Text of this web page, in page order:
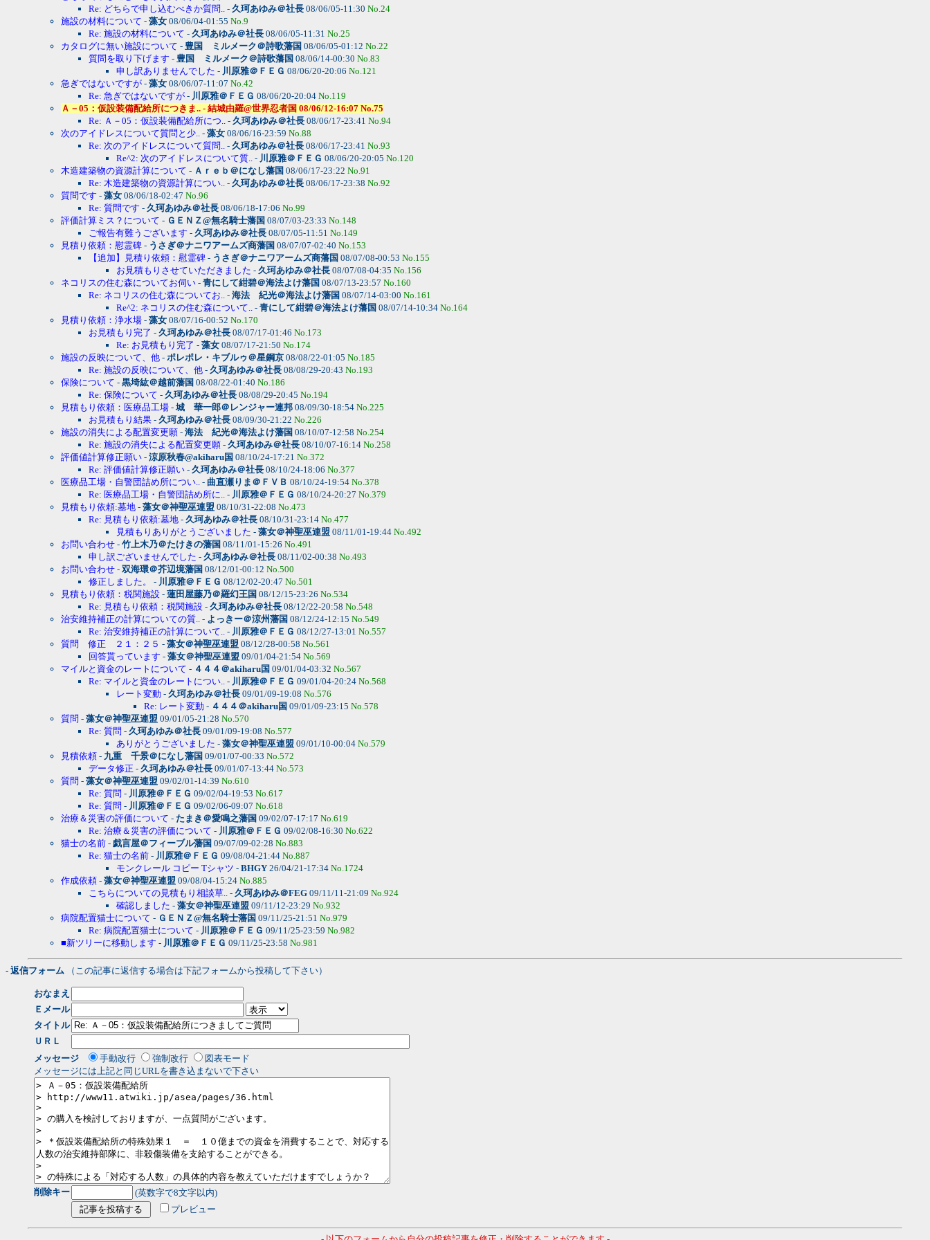
Re: どちらで申し込むべきか質問.. - 久珂あゆみ＠社長 08/06/05-11:30 No.24
施設の材料について - 藻女 08/06/04-01:55 No.9
Re: 施設の材料について - 久珂あゆみ＠社長 08/06/05-11:31 No.25
カタログに無い施設について - 豊国 ミルメーク＠詩歌藩国 08/06/05-01:12 No.22
質問を取り下げます - 豊国 ミルメーク＠詩歌藩国 08/06/14-00:30 No.83
申し訳ありませんでした - 川原雅＠ＦＥＧ 08/06/20-20:06 No.121
急ぎではないですが - 藻女 08/06/07-11:07 No.42
Re: 急ぎではないですが - 川原雅＠ＦＥＧ 08/06/20-20:04 No.119
Ａ－05：仮設装備配給所につきま.. - 結城由羅@世界忍者国 08/06/12-16:07 No.75
Re: Ａ－05：仮設装備配給所につ.. - 久珂あゆみ＠社長 08/06/17-23:41 No.94
次のアイドレスについて質問と少.. - 藻女 08/06/16-23:59 No.88
Re: 次のアイドレスについて質問.. - 久珂あゆみ＠社長 08/06/17-23:41 No.93
Re^2: 次のアイドレスについて質.. - 川原雅＠ＦＥＧ 08/06/20-20:05 No.120
木造建築物の資源計算について - Ａｒｅｂ＠になし藩国 08/06/17-23:22 No.91
Re: 木造建築物の資源計算につい.. - 久珂あゆみ＠社長 08/06/17-23:38 No.92
質問です - 藻女 08/06/18-02:47 No.96
Re: 質問です - 久珂あゆみ＠社長 08/06/18-17:06 No.99
評価計算ミス？について - ＧＥＮＺ@無名騎士藩国 08/07/03-23:33 No.148
ご報告有難うございます - 久珂あゆみ＠社長 08/07/05-11:51 No.149
見積り依頼：慰霊碑 - うさぎ＠ナニワアームズ商藩国 08/07/07-02:40 No.153
【追加】見積り依頼：慰霊碑 - うさぎ＠ナニワアームズ商藩国 08/07/08-00:53 No.155
お見積もりさせていただきました - 久珂あゆみ＠社長 08/07/08-04:35 No.156
ネコリスの住む森についてお伺い - 青にして紺碧＠海法よけ藩国 08/07/13-23:57 No.160
Re: ネコリスの住む森についてお.. - 海法 紀光＠海法よけ藩国 08/07/14-03:00 No.161
Re^2: ネコリスの住む森について.. - 青にして紺碧＠海法よけ藩国 08/07/14-10:34 No.164
見積り依頼：浄水場 - 藻女 08/07/16-00:52 No.170
お見積もり完了 - 久珂あゆみ＠社長 08/07/17-01:46 No.173
Re: お見積もり完了 - 藻女 08/07/17-21:50 No.174
施設の反映について、他 - ポレポレ・キブルゥ＠星鋼京 08/08/22-01:05 No.185
Re: 施設の反映について、他 - 久珂あゆみ＠社長 08/08/29-20:43 No.193
保険について - 黒埼紘＠越前藩国 08/08/22-01:40 No.186
Re: 保険について - 久珂あゆみ＠社長 08/08/29-20:45 No.194
見積もり依頼：医療品工場 - 城 華一郎＠レンジャー連邦 08/09/30-18:54 No.225
お見積もり結果 - 久珂あゆみ＠社長 08/09/30-21:22 No.226
施設の消失による配置変更願 - 海法 紀光＠海法よけ藩国 08/10/07-12:58 No.254
Re: 施設の消失による配置変更願 - 久珂あゆみ＠社長 08/10/07-16:14 No.258
評価値計算修正願い - 涼原秋春@akiharu国 08/10/24-17:21 No.372
Re: 評価値計算修正願い - 久珂あゆみ＠社長 08/10/24-18:06 No.377
医療品工場・自警団詰め所につい.. - 曲直瀬りま＠ＦＶＢ 08/10/24-19:54 No.378
Re: 医療品工場・自警団詰め所に.. - 川原雅＠ＦＥＧ 08/10/24-20:27 No.379
見積もり依頼:墓地 - 藻女＠神聖巫連盟 08/10/31-22:08 No.473
Re: 見積もり依頼:墓地 - 久珂あゆみ＠社長 08/10/31-23:14 No.477
見積もりありがとうございました - 藻女＠神聖巫連盟 08/11/01-19:44 No.492
お問い合わせ - 竹上木乃＠たけきの藩国 08/11/01-15:26 No.491
申し訳ございませんでした - 久珂あゆみ＠社長 08/11/02-00:38 No.493
お問い合わせ - 双海環＠芥辺境藩国 08/12/01-00:12 No.500
修正しました。
- 川原雅＠ＦＥＧ 08/12/02-20:47 No.501
見積もり依頼：税関施設 - 蓮田屋藤乃＠羅幻王国 08/12/15-23:26 No.534
Re: 見積もり依頼：税関施設 - 久珂あゆみ＠社長 08/12/22-20:58 No.548
治安維持補正の計算についての質.. - よっきー＠涼州藩国 08/12/24-12:15 No.549
Re: 治安維持補正の計算について.. - 川原雅＠ＦＥＧ 08/12/27-13:01 No.557
質問 修正 ２１：２５ - 藻女＠神聖巫連盟 08/12/28-00:58 No.561
回答貰っています - 藻女＠神聖巫連盟 09/01/04-21:54 No.569
マイルと資金のレートについて - ４４４＠akiharu国 09/01/04-03:32 No.567
Re: マイルと資金のレートについ.. - 川原雅＠ＦＥＧ 09/01/04-20:24 No.568
レート変動 - 久珂あゆみ＠社長 09/01/09-19:08 No.576
Re: レート変動 - ４４４＠akiharu国 09/01/09-23:15 No.578
質問 - 藻女＠神聖巫連盟 09/01/05-21:28 No.570
Re: 質問 - 久珂あゆみ＠社長 09/01/09-19:08 No.577
ありがとうございました - 藻女＠神聖巫連盟 09/01/10-00:04 No.579
見積依頼 - 九重 千景＠になし藩国 09/01/07-00:33 No.572
データ修正 - 久珂あゆみ＠社長 09/01/07-13:44 No.573
質問 - 藻女＠神聖巫連盟 09/02/01-14:39 No.610
Re: 質問 - 川原雅＠ＦＥＧ 09/02/04-19:53 No.617
Re: 質問 - 川原雅＠ＦＥＧ 09/02/06-09:07 No.618
治療＆災害の評価について - たまき＠愛鳴之藩国 09/02/07-17:17 No.619
Re: 治療＆災害の評価について - 川原雅＠ＦＥＧ 09/02/08-16:30 No.622
猫士の名前 - 戯言屋＠フィーブル藩国 09/07/09-02:28 No.883
Re: 猫士の名前 - 川原雅＠ＦＥＧ 09/08/04-21:44 No.887
モンクレール コピー Tシャツ - BHGY 26/04/21-17:34 No.1724
作成依頼 - 藻女＠神聖巫連盟 09/08/04-15:24 No.885
こちらについての見積もり相談草.. - 久珂あゆみ＠FEG 09/11/11-21:09 No.924
確認しました - 藻女＠神聖巫連盟 09/11/12-23:29 No.932
病院配置猫士について - ＧＥＮＺ@無名騎士藩国 09/11/25-21:51 No.979
Re: 病院配置猫士について - 川原雅＠ＦＥＧ 09/11/25-23:59 No.982
■新ツリーに移動します - 川原雅＠ＦＥＧ 09/11/25-23:58 No.981
- 返信フォーム （この記事に返信する場合は下記フォームから投稿して下さい）
おなまえ
Ｅメール
タイトル
ＵＲＬ
メッセージ
手動改行 強制改行
図表モード
メッセージには上記と同じURLを書き込まないで下さい
削除キー
(英数字で8文字以内)
プレビュー